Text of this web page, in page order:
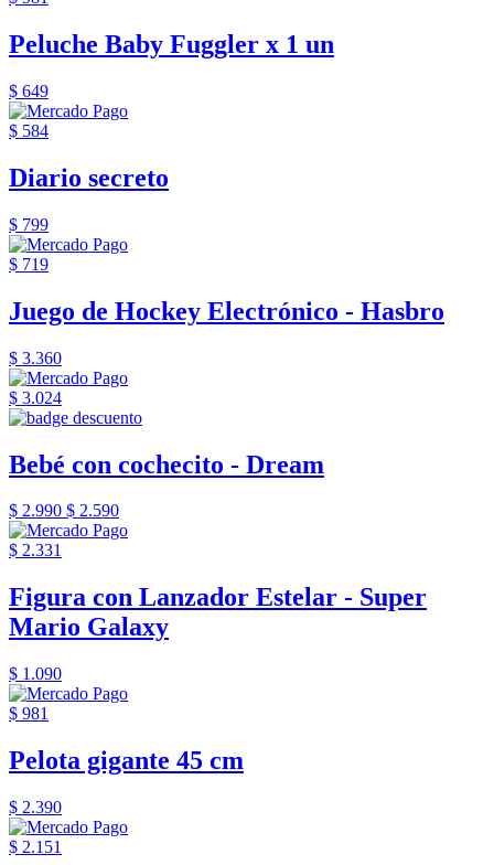
Peluche Baby Fuggler x 1 un
$ 649
$ 584
Diario secreto
$ 799
$ 719
Juego de Hockey Electrónico - Hasbro
$ 3.360
$ 3.024
Bebé con cochecito - Dream
$ 2.990 $ 2.590
$ 2.331
Figura con Lanzador Estelar - Super
Mario Galaxy
$ 1.090
$ 981
Pelota gigante 45 cm
$ 2.390
$ 2.151